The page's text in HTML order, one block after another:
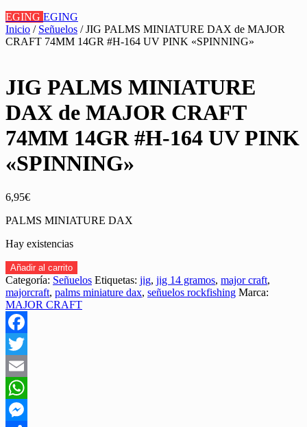
EGING EGING
Inicio / Señuelos / JIG PALMS MINIATURE DAX de MAJOR
CRAFT 74MM 14GR #H-164 UV PINK «SPINNING»
JIG PALMS MINIATURE
DAX de MAJOR CRAFT
74MM 14GR #H-164 UV PINK
«SPINNING»
6,95€
PALMS MINIATURE DAX
Hay existencias
JIG
PALMS
MINIATURE
DAX
de
MAJOR
CRAFT
74MM
14GR
#H-
164
UV
PINK
Añadir al carrito
Categoría: Señuelos Etiquetas: jig, jig 14 gramos, major craft,
majorcraft, palms miniature dax, señuelos rockfishing Marca:
MAJOR CRAFT
Facebook
Twitter
Email
WhatsApp